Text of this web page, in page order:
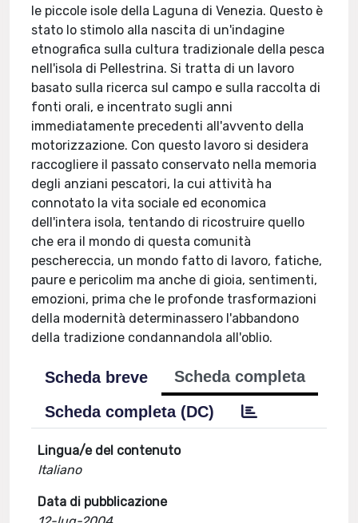
le piccole isole della Laguna di Venezia. Questo è
stato lo stimolo alla nascita di un'indagine
etnografica sulla cultura tradizionale della pesca
nell'isola di Pellestrina. Si tratta di un lavoro
basato sulla ricerca sul campo e sulla raccolta di
fonti orali, e incentrato sugli anni
immediatamente precedenti all'avvento della
motorizzazione. Con questo lavoro si desidera
raccogliere il passato conservato nella memoria
degli anziani pescatori, la cui attività ha
connotato la vita sociale ed economica
dell'intera isola, tentando di ricostruire quello
che era il mondo di questa comunità
peschereccia, un mondo fatto di lavoro, fatiche,
paure e pericolim ma anche di gioia, sentimenti,
emozioni, prima che le profonde trasformazioni
della modernità determinassero l'abbandono
della tradizione condannandola all'oblio.
Scheda breve
Scheda completa
Scheda completa (DC)
Lingua/e del contenuto
Italiano
Data di pubblicazione